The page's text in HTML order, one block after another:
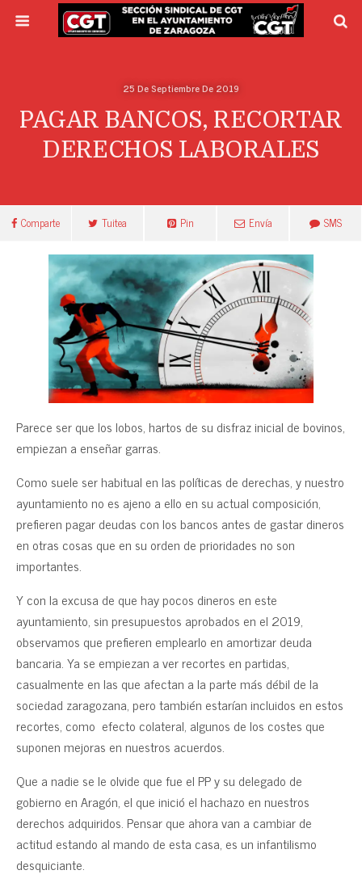
25 De Septiembre De 2019
PAGAR BANCOS, RECORTAR
DERECHOS LABORALES
Comparte Tuitea Pin Envía SMS
Parece ser que los lobos, hartos de su disfraz inicial de bovinos,
empiezan a enseñar garras.
Como suele ser habitual en las políticas de derechas, y nuestro
ayuntamiento no es ajeno a ello en su actual composición,
prefieren pagar deudas con los bancos antes de gastar dineros
en otras cosas que en su orden de prioridades no son
importantes.
Y con la excusa de que hay pocos dineros en este
ayuntamiento, sin presupuestos aprobados en el 2019,
observamos que prefieren emplearlo en amortizar deuda
bancaria. Ya se empiezan a ver recortes en partidas,
casualmente en las que afectan a la parte más débil de la
sociedad zaragozana, pero también estarían incluidos en estos
recortes, como efecto colateral, algunos de los costes que
suponen mejoras en nuestros acuerdos.
Que a nadie se le olvide que fue el PP y su delegado de
gobierno en Aragón, el que inició el hachazo en nuestros
derechos adquiridos. Pensar que ahora van a cambiar de
actitud estando al mando de esta casa, es un infantilismo
desquiciante.